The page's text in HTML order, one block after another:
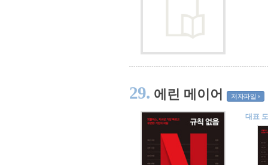
29. 에린 메이어 저자파일
대표